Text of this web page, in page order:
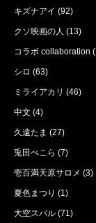
キズナアイ (92)
クソ映画の人 (13)
コラボ collaboration
シロ (63)
ミライアカリ (46)
中文 (4)
久遠たま (27)
兎田ぺこら (7)
壱百満天原サロメ (3)
夏色まつり (1)
大空スバル (71)